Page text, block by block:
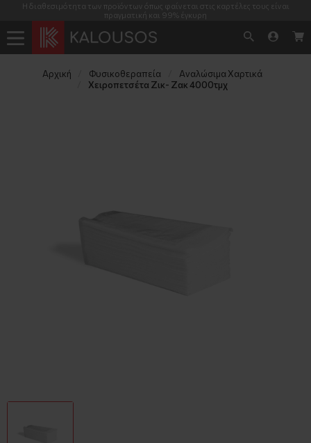
Η διαθεσιμότητα των προϊόντων όπως φαίνεται στις καρτέλες τους είναι
πραγματική και 99% έγκυρη
Αρχική Φυσικοθεραπεία
Αναλώσιμα Χαρτικά
Χειροπετσέτα Ζικ- Ζακ 4000τμχ